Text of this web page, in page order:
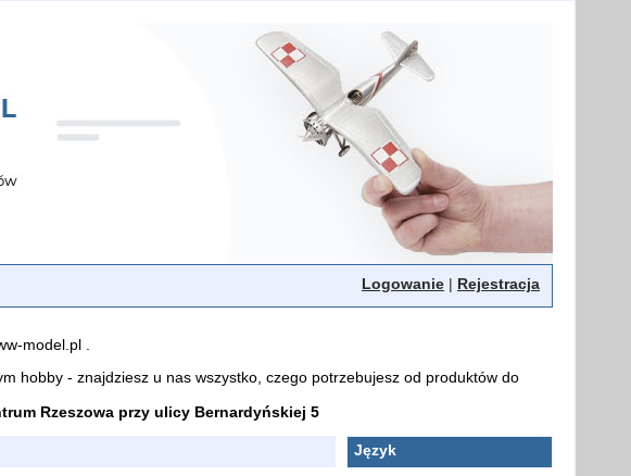
Logowanie | Rejestracja
model.pl .
hobby - znajdziesz u nas wszystko, czego potrzebujesz od produktów do
Rzeszowa przy ulicy Bernardyńskiej 5
Język